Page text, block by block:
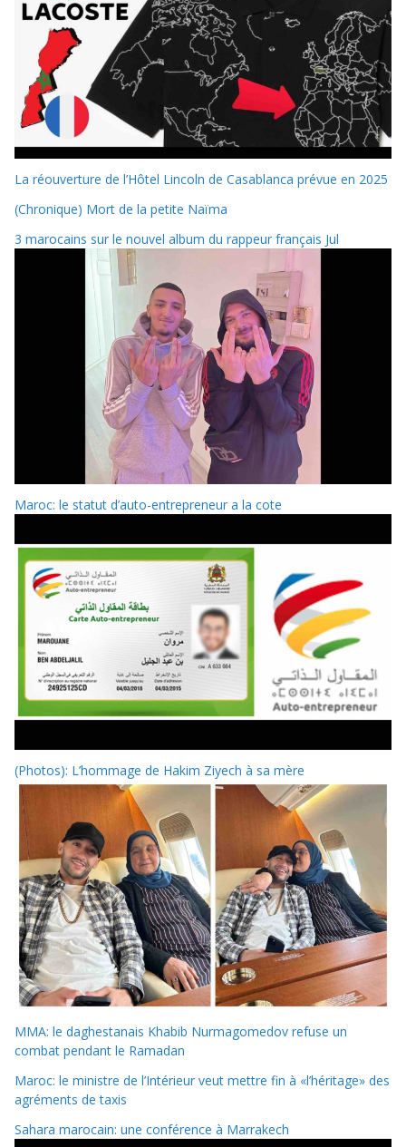
La réouverture de l’Hôtel Lincoln de Casablanca prévue en 2025
(Chronique) Mort de la petite Naïma
3 marocains sur le nouvel album du rappeur français Jul
Maroc: le statut d’auto-entrepreneur a la cote
(Photos): L’hommage de Hakim Ziyech à sa mère
MMA: le daghestanais Khabib Nurmagomedov refuse un
combat pendant le Ramadan
Maroc: le ministre de l’Intérieur veut mettre fin à «l’héritage» des
agréments de taxis
Sahara marocain: une conférence à Marrakech